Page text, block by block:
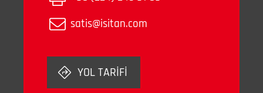
satis@isitan.com
YOL TARİFİ